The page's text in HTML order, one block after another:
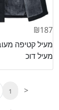
₪187
מעיל קטיפה
מעיל דוכ
<
1